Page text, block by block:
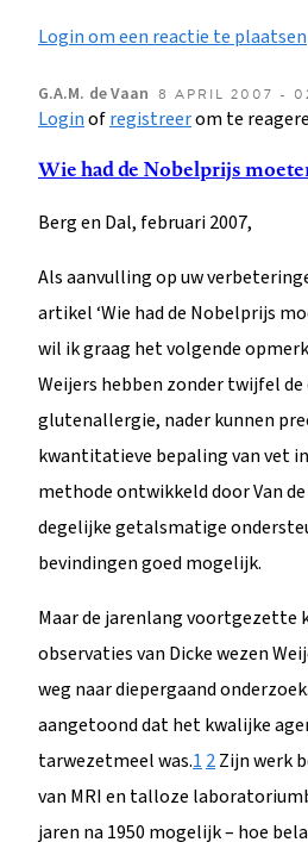
Login om een reactie te plaatsen
G.A.M. de Vaan 8 APRIL 2007 -
Loginofregistreerom te
Wie had de Nobelprijs
Berg en Dal, februari 2007,
Als aanvulling op uw
artikel ‘Wie had de Nobelprijs
wil ik graag het volgende
Weijers hebben zonder twijfel
glutenallergie, nader kunnen
kwantitatieve bepaling van vet
methode ontwikkeld door Van
degelijke getalsmatige
bevindingen goed mogelijk.
Maar de jarenlang voortgezette
observaties van Dicke wezen
weg naar diepergaand
aangetoond dat het kwalijke
tarwezetmeel was.1 2Zijn werk
van MRI en talloze
jaren na 1950 mogelijk – hoe